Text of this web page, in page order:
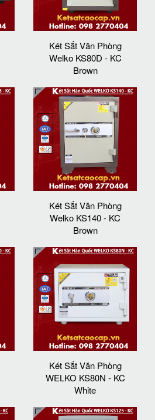
Két Sắt Văn Phòng
Welko KS80D - KC
Brown
Két Sắt Văn Phòng
Welko KS140 - KC
Brown
Két Sắt Văn Phòng
WELKO KS80N - KC
White